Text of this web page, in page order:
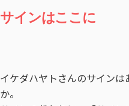
サインはここに
イケダハヤトさんのサインは
か。